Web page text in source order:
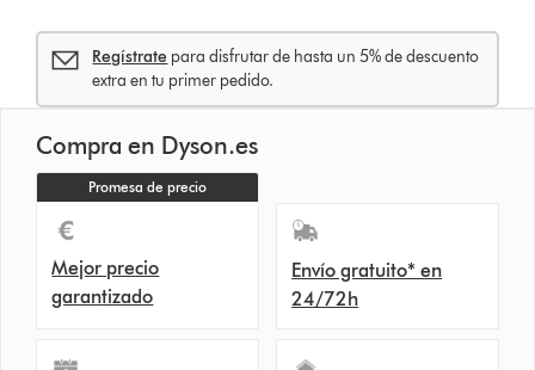
Regístrate para disfrutar de hasta un 5% de descuento
extra en tu primer pedido.
Compra en Dyson.es
Promesa de precio
Mejor precio
garantizado
Envío gratuito* en
24/72h